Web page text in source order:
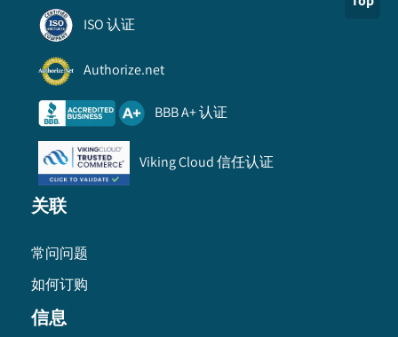
ISO 认证
Authorize.net
BBB A+ 认证
Viking Cloud 信任认证
关联
常问问题
如何订购
信息